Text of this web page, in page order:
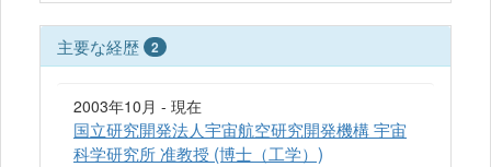
主要な経歴 2
2003年10月 - 現在
国立研究開発法人宇宙航空研究開発機構 宇宙
科学研究所 准教授 (博士（工学）)